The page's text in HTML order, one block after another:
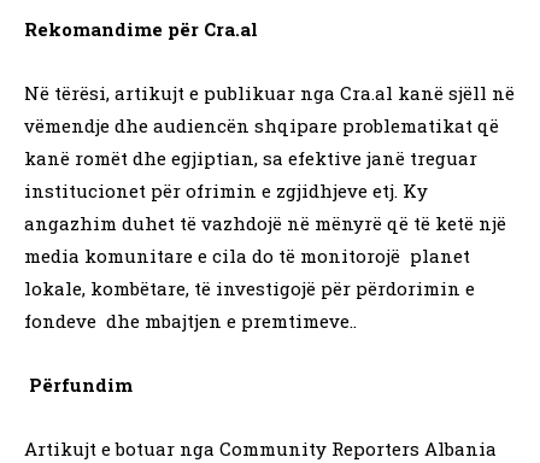
Rekomandime për Cra.al
Në tërësi, artikujt e publikuar nga Cra.al kanë sjëll në
vëmendje dhe audiencën shqipare problematikat që
kanë romët dhe egjiptian, sa efektive janë treguar
institucionet për ofrimin e zgjidhjeve etj. Ky
angazhim duhet të vazhdojë në mënyrë që të ketë një
media komunitare e cila do të monitorojë planet
lokale, kombëtare, të investigojë për përdorimin e
fondeve dhe mbajtjen e premtimeve..
Përfundim
Artikujt e botuar nga Community Reporters Albania